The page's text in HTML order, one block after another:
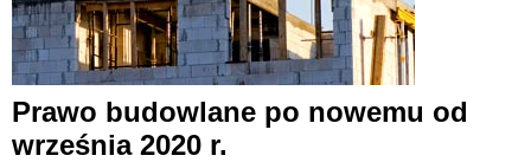
Prawo budowlane po nowemu od
września 2020 r.